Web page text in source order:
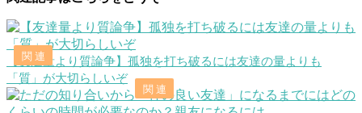
【友達量より質論争】孤独を打ち破るには友達の量よりも
「質」が大切らしいぞ